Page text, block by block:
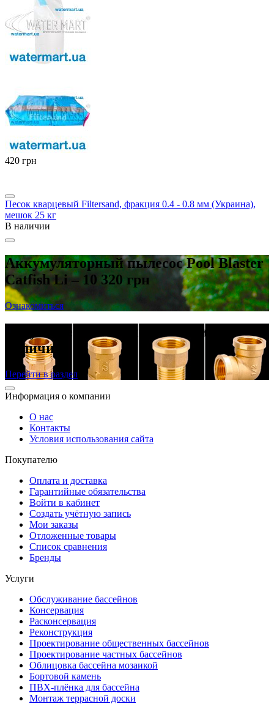
‍420‍ грн
Песок кварцевый Filtersand, фракция 0.4 - 0.8 мм (Украина),
мешок 25 кг
В наличии
Аккумуляторный пылесос Pool Blaster
Catfish Li – 10 320 грн
Ознакомиться
Латунные резьбовые фитинги в
наличии
Перейти в раздел
Информация о компании
О нас
Контакты
Условия использования сайта
Покупателю
Оплата и доставка
Гарантийные обязательства
Войти в кабинет
Создать учётную запись
Мои заказы
Отложенные товары
Список сравнения
Бренды
Услуги
Обслуживание бассейнов
Консервация
Расконсервация
Реконструкция
Проектирование общественных бассейнов
Проектирование частных бассейнов
Облицовка бассейна мозаикой
Бортовой камень
ПВХ-плёнка для бассейна
Монтаж террасной доски